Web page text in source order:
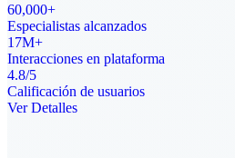
60,000+
Especialistas alcanzados
17M+
Interacciones en plataforma
4.8/5
Calificación de usuarios
Ver Detalles